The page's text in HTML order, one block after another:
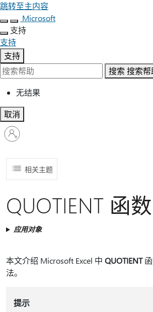
跳转至主内容
Microsoft
支持
支持
支持
搜索 搜索帮
无结果
取消
请
登
户
相关主题
QUOTIENT 函数
应用对象
本文介绍 Microsoft Excel 中 QUOTIENT函
法。
提示